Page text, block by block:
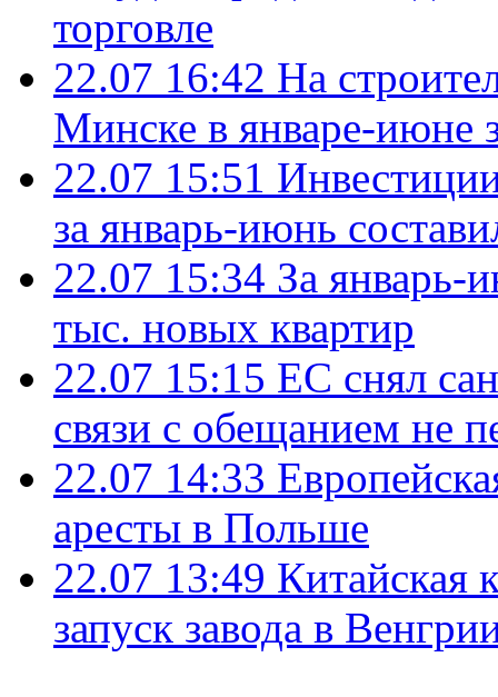
торговле
22.07 16:42 На
Минске в январе-июне
22.07 15:51
за январь-июнь
22.07 15:34 За январь-
тыс. новых квартир
22.07 15:15 ЕС снял
связи с обещанием не
22.07 14:33
аресты в Польше
22.07 13:49 Китайская
запуск завода в